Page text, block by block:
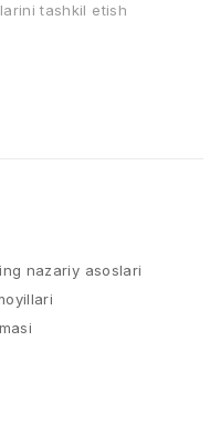
tashkil etish
nazariy asoslari